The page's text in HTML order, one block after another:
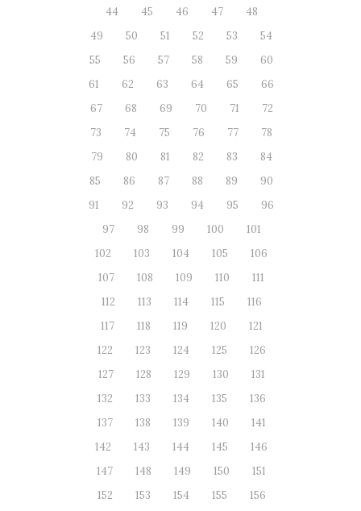
44 45 46 47
48
49
50 51 52 53
54
55
56 57 58 59
60
61
62 63 64 65
66
67
68 69 70 71
72
73
74 75 76 77
78
79
80 81 82 83
84
85
86 87 88 89
90
91
92 93 94 95
96
97
98 99 100
101
102
103 104 105
106
107
108 109 110
111
112
113 114 115
116
117
118 119 120
121
122
123 124 125
126
127
128 129 130
131
132
133 134 135
136
137
138 139 140
141
142
143 144 145
146
147
148 149 150
151
152
153 154 155
156